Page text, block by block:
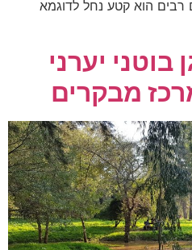
הוא קטע נחל לדוגמא
בוטני יערני
מבקרים